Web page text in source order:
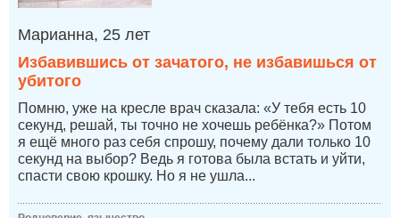
Марианна, 25 лет
Избавившись от зачатого, не избавишься от
убитого
Помню, уже на кресле врач сказала: «У тебя есть 10
секунд, решай, ты точно не хочешь ребёнка?» Потом
я ещё много раз себя спрошу, почему дали только 10
секунд на выбор? Ведь я готова была встать и уйти,
спасти свою крошку. Но я не ушла...